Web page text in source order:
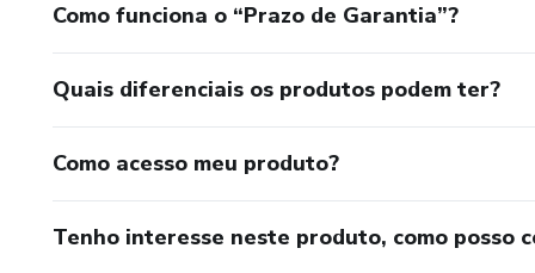
Como funciona o “Prazo de Garantia”?
Quais diferenciais os produtos podem ter?
Como acesso meu produto?
Tenho interesse neste produto, como posso